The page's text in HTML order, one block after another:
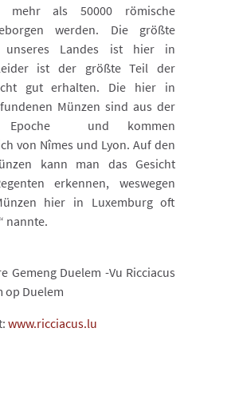
mehr als 50000 römische
werden. Die größte
unseres Landes ist hier in
ist der größte Teil der
gut erhalten. Die hier in
Münzen sind aus der
Epoche und kommen
von Nîmes und Lyon. Auf den
kann man das Gesicht
erkennen, weswegen
hier in Luxemburg oft
nannte.
Gemeng Duelem -Vu Ricciacus
op Duelem
www.ricciacus.lu